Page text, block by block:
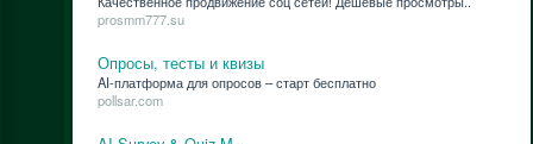
prosmm777.su
Опросы, тесты и квизы
AI-плат­фор­ма для опро­сов – старт бес­плат­но
pollsar.com